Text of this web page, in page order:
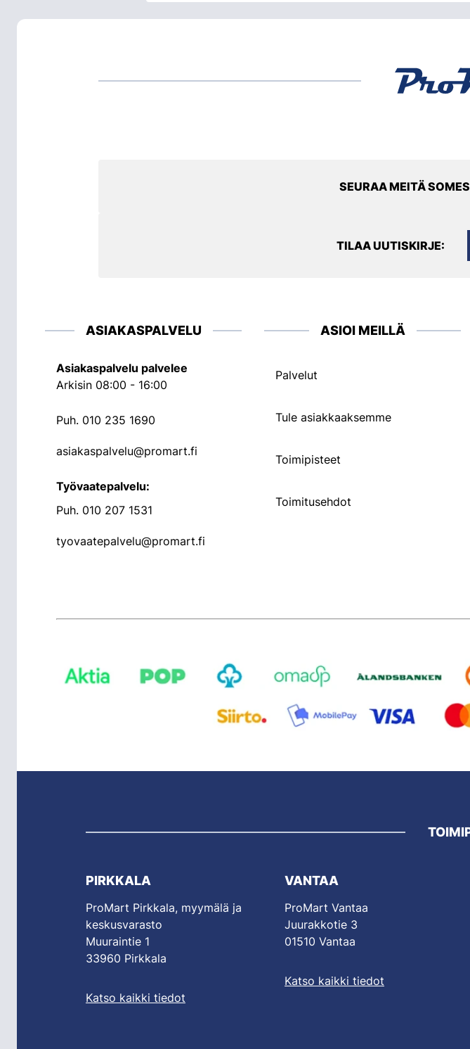
SEURAA MEITÄ
TILAA UUTISKIRJE:
ASIAKASPALVELU
Asiakaspalvelu palvelee
Arkisin 08:00 - 16:00
Puh. 010 235 1690
asiakaspalvelu@promart.fi
Työvaatepalvelu:
Puh. 010 207 1531
tyovaatepalvelu@promart.fi
ASIOI MEILLÄ
Palvelut
Tule asiakkaaksemme
Toimipisteet
Toimitusehdot
PIRKKALA
ProMart Pirkkala, myymälä ja
keskusvarasto
Muuraintie 1
33960 Pirkkala
Katso kaikki tiedot
VANTAA
ProMart Vantaa
Juurakkotie 3
01510 Vantaa
Katso kaikki tiedot